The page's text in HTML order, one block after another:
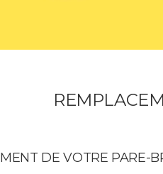
DE VOTRE PARE-